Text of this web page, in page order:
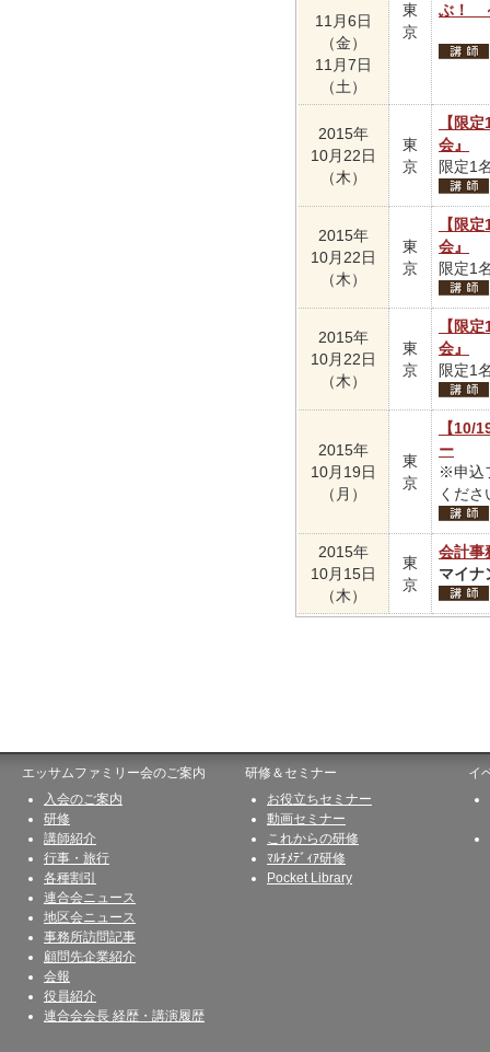
11月6日
（金）
11月7日
（土）
東
京
ぶ！
2015年
10月22日
（木）
東
京
【限
会』
限定1
2015年
10月22日
（木）
東
京
【限
会』
限定1
2015年
10月22日
（木）
東
京
【限
会』
限定1
2015年
10月19日
（月）
東
京
【10/
ー
※申込
くださ
2015年
10月15日
（木）
東
京
会計事
マイナ
エッサムファミリー会のご案内
入会のご案内
研修
講師紹介
行事・旅行
各種割引
連合会ニュース
地区会ニュース
事務所訪問記事
顧問先企業紹介
会報
役員紹介
連合会会長 経歴・講演履歴
研修＆セミナー
お役立ちセミナー
動画セミナー
これからの研修
ﾏﾙﾁﾒﾃﾞｨｱ研修
Pocket Library
イ